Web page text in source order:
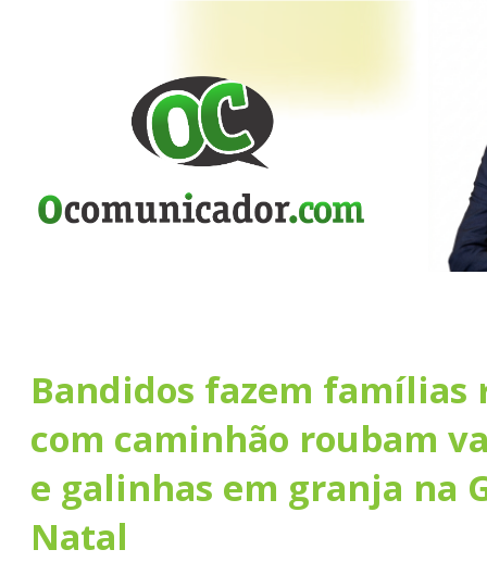
Bandidos fazem famílias
com caminhão roubam
e galinhas em granja na
Natal